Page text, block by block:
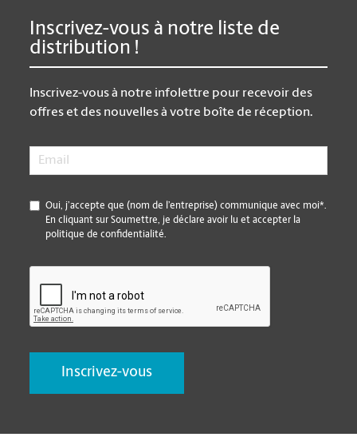
Inscrivez-vous à notre liste de
distribution !
Inscrivez-vous à notre infolettre pour recevoir des
offres et des nouvelles à votre boîte de réception.
Email
*
Oui, j’accepte que (nom de l’entreprise) communique avec moi*.
En cliquant sur Soumettre, je déclare avoir lu et accepter la
politique de confidentialité.